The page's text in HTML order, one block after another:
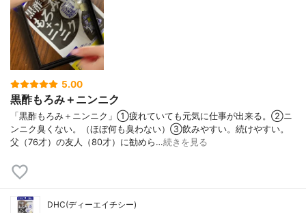
5.00
黒酢もろみ＋ニンニク
「黒酢もろみ＋ニンニク」①疲れていても元気に仕事が出来る。②ニ
ンニク臭くない。（ほぼ何も臭わない）③飲みやすい。続けやすい。
父（76才）の友人（80才）に勧めら…続きを見る
DHC(ディーエイチシー)